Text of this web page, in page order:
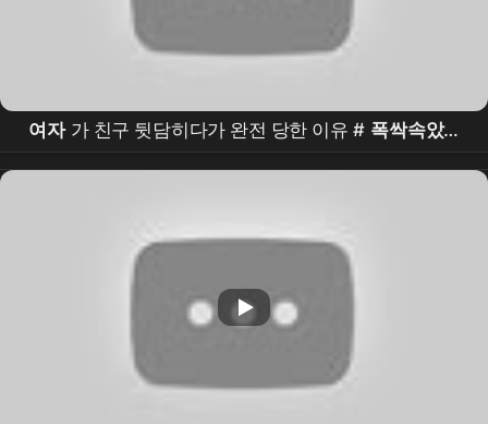
여자 가 친구 뒷담히다가 완전 당한 이유 # 폭싹속았수
다